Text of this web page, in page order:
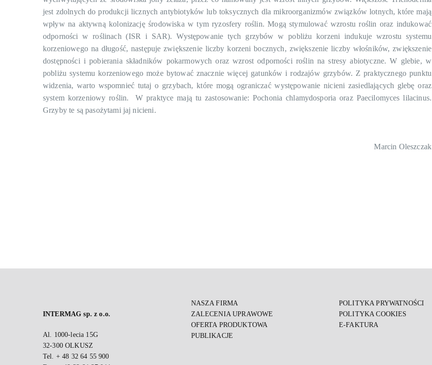
jest zdolnych do produkcji licznych antybiotyków lub toksycznych dla mikroorganizmów związków lotnych, które mają
wpływ na aktywną kolonizację środowiska w tym ryzosfery roślin. Mogą stymulować wzrostu roślin oraz indukować
odporności w roślinach (ISR i SAR). Występowanie tych grzybów w pobliżu korzeni indukuje wzrostu systemu
korzeniowego na długość, następuje zwiększenie liczby korzeni bocznych, zwiększenie liczby włośników, zwiększenie
dostępności i pobierania składników pokarmowych oraz wzrost odporności roślin na stresy abiotyczne. W glebie, w
pobliżu systemu korzeniowego może bytować znacznie więcej gatunków i rodzajów grzybów. Z praktycznego punktu
widzenia, warto wspomnieć tutaj o grzybach, które mogą ograniczać występowanie nicieni zasiedlających glebę oraz
system korzeniowy roślin. W praktyce mają tu zastosowanie: Pochonia chlamydosporia oraz Paecilomyces lilacinus.
Grzyby te są pasożytami jaj nicieni.
Marcin Oleszczak
INTERMAG sp. z o.o.
Al. 1000-lecia 15G
32-300 OLKUSZ
Tel. + 48 32 64 55 900
NASZA FIRMA
ZALECENIA UPRAWOWE
OFERTA PRODUKTOWA
PUBLIKACJE
POLITYKA PRYWATNOŚCI
POLITYKA COOKIES
E-FAKTURA